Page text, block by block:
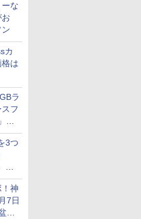
な
カ
は
ラ
フ
が
3つ
！神
7日
踊